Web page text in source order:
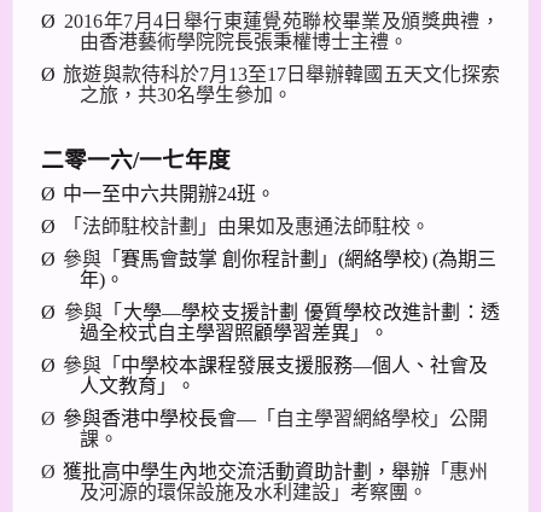
Ø 2016年7月4 日舉行東蓮覺苑聯校畢業及頒獎典禮，
由香港藝術學院院長張秉權博士主禮。
Ø 旅遊與款待科於7月 13至17 日舉辦韓國五天文化探索
之旅，共30名學生參加。
二零一六/一七年度
Ø 中一至中六共開辦24班。
Ø
「法師駐校計劃」由果如及惠通法師駐校。
Ø 參與「賽馬會鼓掌 創你程計劃」(網絡學校) (為期三
年) 。
Ø 參與「 大學—學校支援計劃 優質學校改進計劃：透
過全校式自主學習照顧學習差異 」。
Ø 參與「 中學校本課程發展支援服務—個人、社會及
人文教育 」。
Ø 參與香港中學校長會— 「自主學習網絡學校」公開
課。
Ø 獲批高中學生內地交流活動資助計劃，舉辦 「惠州
及河源的環保設施及水利建設」考察團。